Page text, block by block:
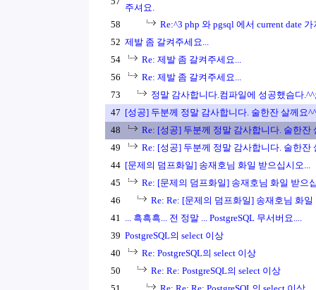
주셔요.
58
Re:^3 php 와 pgsql 에서 current date
52 제발 좀 갈켜주세요...
54
Re: 제발 좀 갈켜주세요...
56
Re: 제발 좀 갈켜주세요...
73
정말 감사합니다.컴파일에 성공했슴다
47 [성공] 두분께 정말 감사합니다. 술한잔 살께요
48
Re: [성공] 두분께 정말 감사합니다. 술한잔
49
Re: [성공] 두분께 정말 감사합니다. 술한잔
44 [문제의 덤프화일] 송재호님 화일 받으십시오...
45
Re: [문제의 덤프화일] 송재호님 화일 받으
46
Re: Re: [문제의 덤프화일] 송재호님 화일
41 ... 흑흑흑... 전 정말 ... PostgreSQL 무서버요....
39 PostgreSQL의 select 이상
40
Re: PostgreSQL의 select 이상
50
Re: Re: PostgreSQL의 select 이상